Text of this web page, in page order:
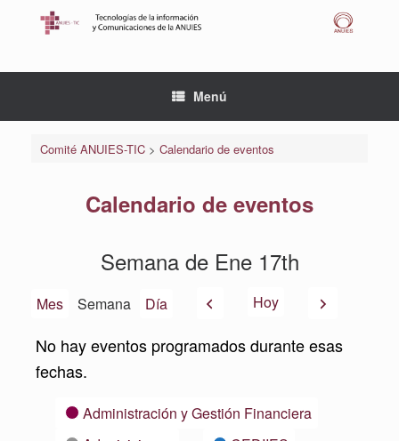
Menú
Comité ANUIES-TIC> Calendario de eventos
Calendario de eventos
Semana de Ene 17th
Mes Semana Día AnteriorHoy Siguiente
No hay eventos programados durante esas
fechas.
CategoríasAdministración y Gestión Financiera